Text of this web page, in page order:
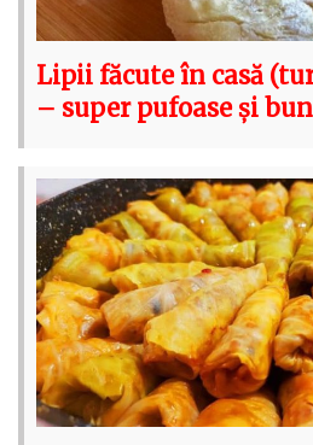
Lipii făcute în casă
– super pufoase și